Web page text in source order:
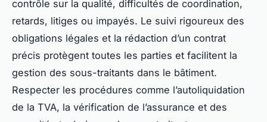
contrôle sur la qualité, difficultés de coordination,
retards, litiges ou impayés. Le suivi rigoureux des
obligations légales et la rédaction d’un contrat
précis protègent toutes les parties et facilitent la
gestion des sous-traitants dans le bâtiment.
Respecter les procédures comme l’autoliquidation
de la TVA, la vérification de l’assurance et des